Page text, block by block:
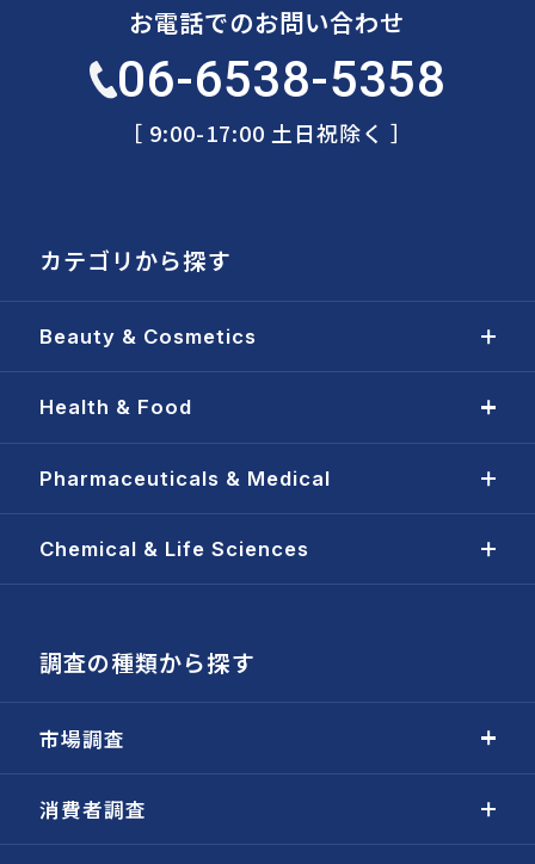
お電話でのお問い合わせ
06-6538-5358
［ 9:00-17:00 土日祝除く ］
カテゴリから探す
Beauty & Cosmetics
Health & Food
Pharmaceuticals & Medical
Chemical & Life Sciences
調査の種類から探す
市場調査
消費者調査